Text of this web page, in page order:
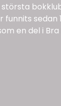
största
sedan
en del i Bra